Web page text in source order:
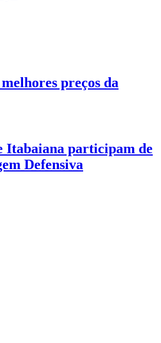
preços da
Itabaiana participam de
Defensiva